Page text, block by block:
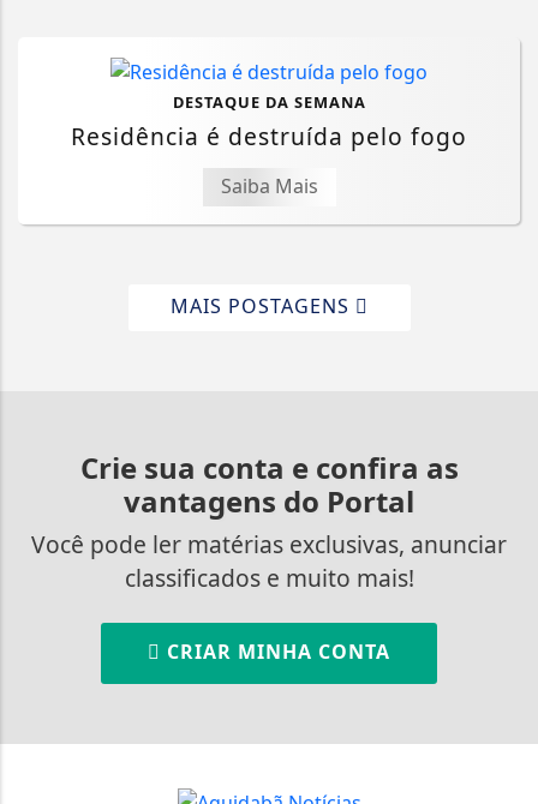
DESTAQUE DA SEMANA
Residência é destruída pelo fogo
Saiba Mais
MAIS POSTAGENS
Crie sua conta e confira as
vantagens do Portal
Você pode ler matérias exclusivas, anunciar
classificados e muito mais!
CRIAR MINHA CONTA